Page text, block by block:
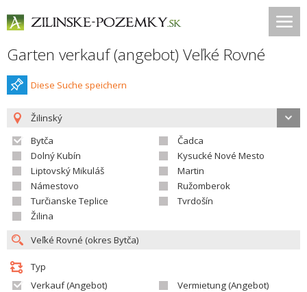
Garten verkauf (angebot) Veľké Rovné
Diese Suche speichern
Žilinský
Bytča
Čadca
Dolný Kubín
Kysucké Nové Mesto
Liptovský Mikuláš
Martin
Námestovo
Ružomberok
Turčianske Teplice
Tvrdošín
Žilina
Typ
Verkauf (Angebot)
Vermietung (Angebot)